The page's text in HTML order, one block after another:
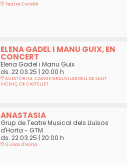
Teatre Condal
ELENA GADEL I MANU GUIX, EN
CONCERT
Elena Gadel i Manu Guix
ds. 22.03.25 | 20:00 h
AUDITORI M. CARME GRAUVILARDELL DE SANT
VICENÇ DE CASTELLET
ANASTASIA
Grup de Teatre Musical dels Lluïsos
d'Horta - GTM
ds. 22.03.25 | 20:00 h
Lluïsos d'Horta